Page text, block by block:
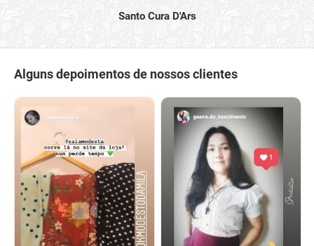
Santo Cura D'Ars
Alguns depoimentos de nossos clientes